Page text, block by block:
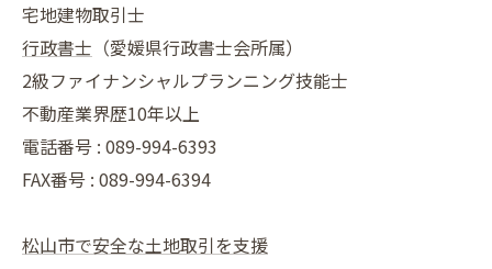
宅地建物取引士
行政書士 （愛媛県行政書士会所属）
2級ファイナンシャルプランニング技能士
不動産業界歴10年以上
電話番号 : 089-994-6393
FAX番号 : 089-994-6394
松山市で安全な土地取引を支援